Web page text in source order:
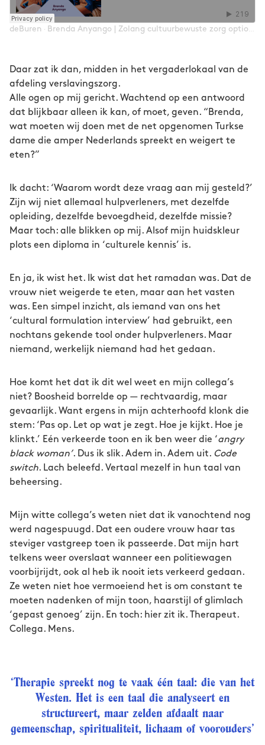
deBuren · Brenda Anyango | Zolang cultuurbewuste zorg optioneel blijft, blijft de ongelijkheid structureel | Nieuw Geluid Live 2025
Daar zat ik dan, midden in het vergaderlokaal van de
afdeling verslavingszorg.
Alle ogen op mij gericht. Wachtend op een antwoord
dat blijkbaar alleen ik kan, of moet, geven. “Brenda,
wat moeten wij doen met de net opgenomen Turkse
dame die amper Nederlands spreekt en weigert te
eten?”
Ik dacht: ‘Waarom wordt deze vraag aan mij gesteld?’
Zijn wij niet allemaal hulpverleners, met dezelfde
opleiding, dezelfde bevoegdheid, dezelfde missie?
Maar toch: alle blikken op mij. Alsof mijn huidskleur
plots een diploma in ‘culturele kennis’ is.
En ja, ik wist het. Ik wist dat het ramadan was. Dat de
vrouw niet weigerde te eten, maar aan het vasten
was. Een simpel inzicht, als iemand van ons het
‘cultural formulation interview’ had gebruikt, een
nochtans gekende tool onder hulpverleners. Maar
niemand, werkelijk niemand had het gedaan.
Hoe komt het dat ik dit wel weet en mijn collega’s
niet? Boosheid borrelde op — rechtvaardig, maar
gevaarlijk. Want ergens in mijn achterhoofd klonk die
stem: ‘Pas op. Let op wat je zegt. Hoe je kijkt. Hoe je
klinkt.’ Eén verkeerde toon en ik ben weer die ‘ angry
black woman’. Dus ik slik. Adem in. Adem uit. Code
switch. Lach beleefd. Vertaal mezelf in hun taal van
beheersing.
Mijn witte collega’s weten niet dat ik vanochtend nog
werd nagespuugd. Dat een oudere vrouw haar tas
steviger vastgreep toen ik passeerde. Dat mijn hart
telkens weer overslaat wanneer een politiewagen
voorbijrijdt, ook al heb ik nooit iets verkeerd gedaan.
Ze weten niet hoe vermoeiend het is om constant te
moeten nadenken of mijn toon, haarstijl of glimlach
‘gepast genoeg’ zijn. En toch: hier zit ik. Therapeut.
Collega. Mens.
‘Therapie spreekt nog te vaak één taal: die van het
Westen. Het is een taal die analyseert en
structureert, maar zelden afdaalt naar
gemeenschap, spiritualiteit, lichaam of voorouders’